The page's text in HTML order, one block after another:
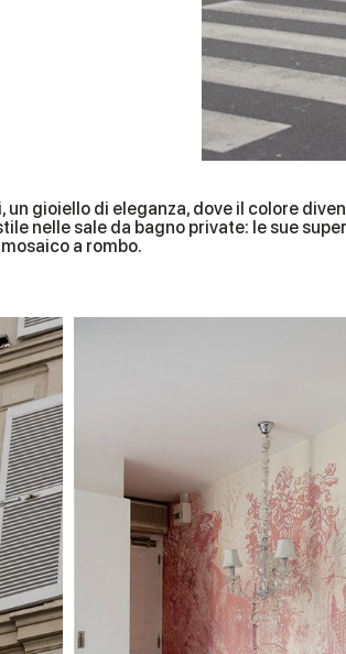
gioiello di eleganza, dove il colore
nelle sale da bagno private: le sue
a rombo.